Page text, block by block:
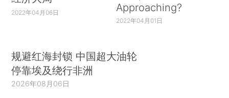
2022年04月06日
Approaching?
2022年04月01日
规避红海封锁 中国超大油轮
停靠埃及绕行非洲
2026年08月06日